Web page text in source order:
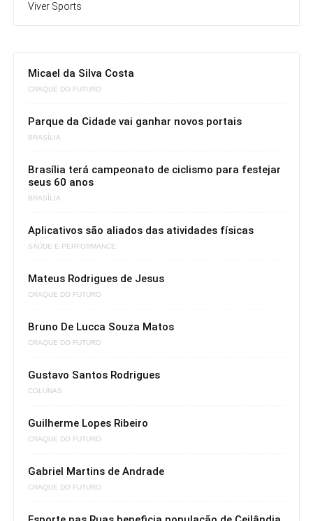
Viver Sports
Micael da Silva Costa
CRAQUE DO FUTURO
Parque da Cidade vai ganhar novos portais
BRASÍLIA
Brasília terá campeonato de ciclismo para festejar
seus 60 anos
BRASÍLIA
Aplicativos são aliados das atividades físicas
SAÚDE E PERFORMANCE
Mateus Rodrigues de Jesus
CRAQUE DO FUTURO
Bruno De Lucca Souza Matos
CRAQUE DO FUTURO
Gustavo Santos Rodrigues
COLUNAS
Guilherme Lopes Ribeiro
CRAQUE DO FUTURO
Gabriel Martins de Andrade
CRAQUE DO FUTURO